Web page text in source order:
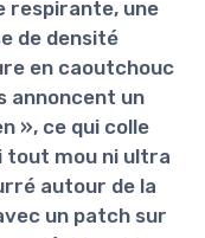
respirante, une
de densité
en caoutchouc
annoncent un
», ce qui colle
tout mou ni ultra
autour de la
un patch sur